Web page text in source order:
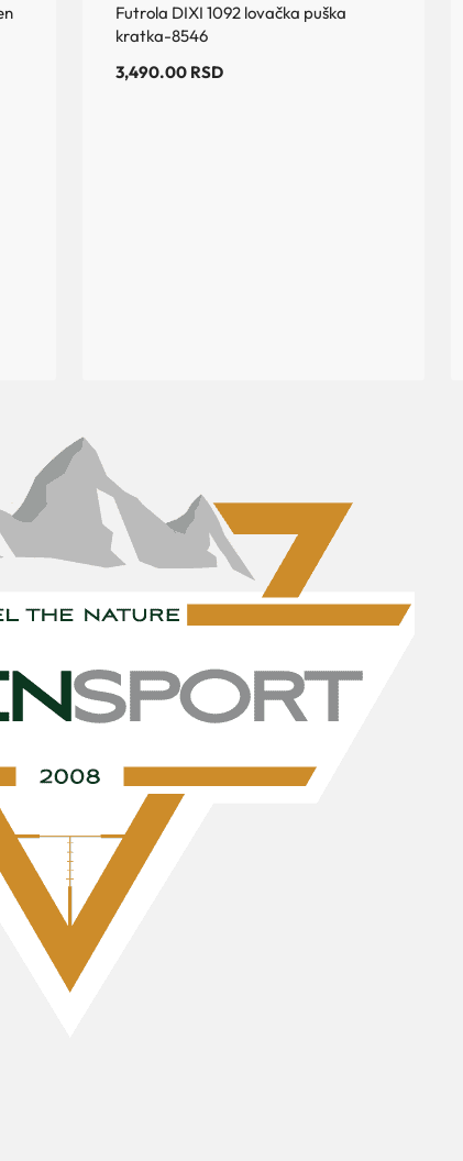
Futrola DIXI 1092 lovačka puška
kratka-8546
3,490.00 RSD